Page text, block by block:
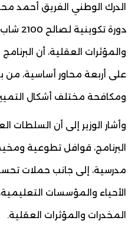
الدرك الوطني الفريق أحمد
دورة
والمؤثرات العقلية، أن
على أربعة محاور أساسية، من
ومكافحة مختلف أشكال
وأشار الوزير إلى أن
البرنامج، قوافل تطوعية
مدرسية، إلى جانب حملات
الأحياء والمؤسسات
المخدرات والمؤثرات العقلية.